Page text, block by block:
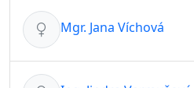
Mgr. Jana Víchová